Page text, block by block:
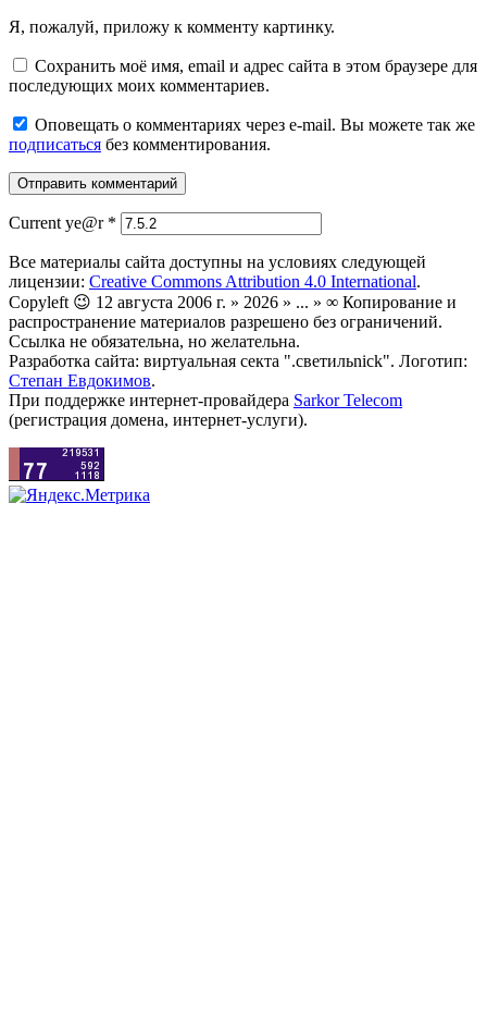
Я, пожалуй, приложу к комменту картинку.
Сохранить моё имя, email и адрес сайта в этом браузере для
последующих моих комментариев.
Оповещать о комментариях через e-mail. Вы можете так же
подписаться без комментирования.
Current ye@r *
Все материалы сайта доступны на условиях следующей
лицензии: Creative Commons Attribution 4.0 International.
Copyleft 😉 12 августа 2006 г. » 2026 » ... » ∞ Копирование и
распространение материалов разрешено без ограничений.
Ссылка не обязательна, но желательна.
Разработка сайта: виртуальная секта ".светильnick". Логотип:
Степан Евдокимов.
При поддержке интернет-провайдера Sarkor Telecom
(регистрация домена, интернет-услуги).